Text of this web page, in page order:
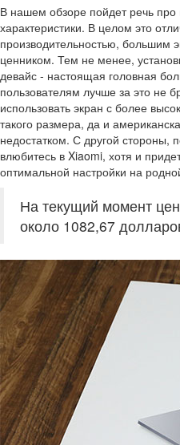
В нашем обзоре пойдет речь про
характеристики. В целом это
производительностью, большим
ценником. Тем не менее,
девайс - настоящая головная
пользователям лучше за это не
использовать экран с более
такого размера, да и
недостатком. С другой стороны,
влюбитесь в Xiaomi, хотя и
оптимальной настройки на
На текущий момент
около 1082,67